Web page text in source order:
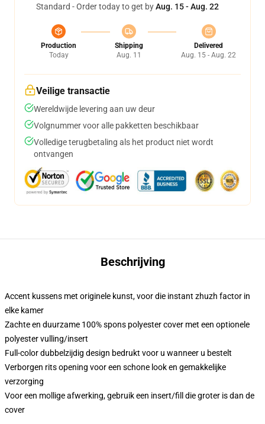
Standard - Order today to get byAug. 15 - Aug. 22
Production
Today
Shipping
Aug. 11
Delivered
Aug. 15 - Aug. 22
Veilige transactie
Wereldwijde levering aan uw deur
Volgnummer voor alle pakketten beschikbaar
Volledige terugbetaling als het product niet wordt
ontvangen
Beschrijving
Accent kussens met originele kunst, voor die instant zhuzh factor in
elke kamer
Zachte en duurzame 100% spons polyester cover met een optionele
polyester vulling/insert
Full-color dubbelzijdig design bedrukt voor u wanneer u bestelt
Verborgen rits opening voor een schone look en gemakkelijke
verzorging
Voor een mollige afwerking, gebruik een insert/fill die groter is dan de
cover